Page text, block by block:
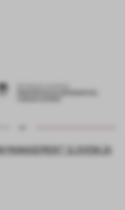
MANAGEMENT SLOVENIJA